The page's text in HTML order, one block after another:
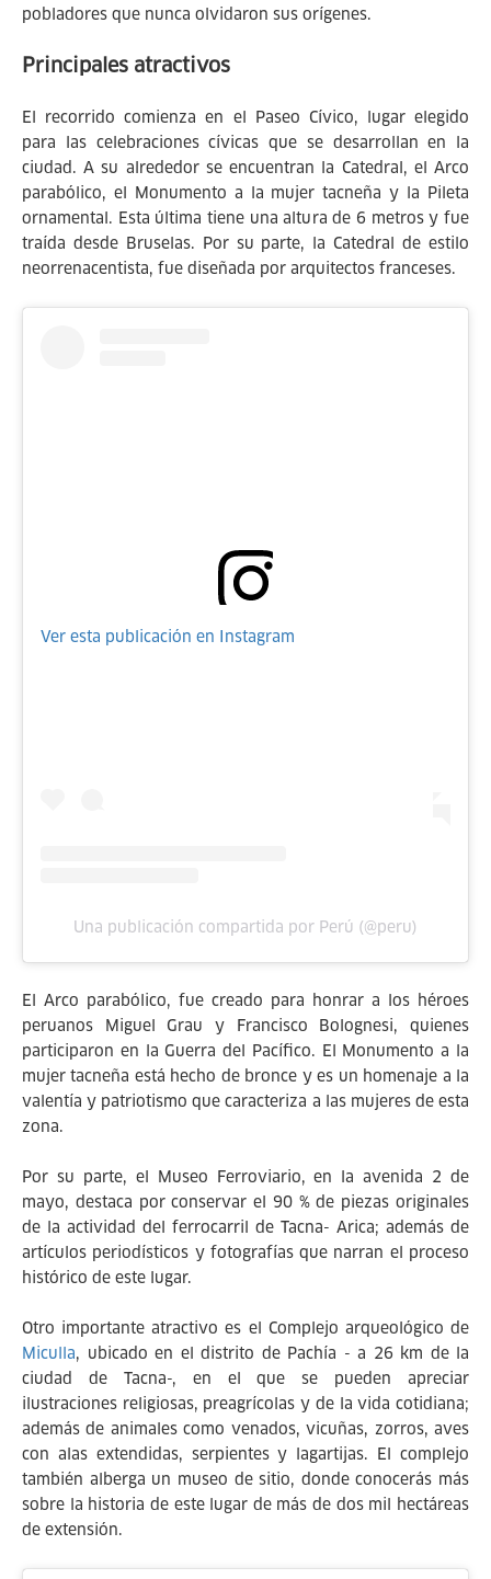
pobladores que nunca olvidaron sus orígenes.
Principales atractivos
El recorrido comienza en el Paseo Cívico, lugar elegido
para las celebraciones cívicas que se desarrollan en la
ciudad. A su alrededor se encuentran la Catedral, el Arco
parabólico, el Monumento a la mujer tacneña y la Pileta
ornamental. Esta última tiene una altura de 6 metros y fue
traída desde Bruselas. Por su parte, la Catedral de estilo
neorrenacentista, fue diseñada por arquitectos franceses.
Ver esta publicación en Instagram
Una publicación compartida por Perú (@peru)
El Arco parabólico, fue creado para honrar a los héroes
peruanos Miguel Grau y Francisco Bolognesi, quienes
participaron en la Guerra del Pacífico. El Monumento a la
mujer tacneña está hecho de bronce y es un homenaje a la
valentía y patriotismo que caracteriza a las mujeres de esta
zona.
Por su parte, el Museo Ferroviario, en la avenida 2 de
mayo, destaca por conservar el 90 % de piezas originales
de la actividad del ferrocarril de Tacna- Arica; además de
artículos periodísticos y fotografías que narran el proceso
histórico de este lugar.
Otro importante atractivo es el Complejo arqueológico de
Miculla, ubicado en el distrito de Pachía - a 26 km de la
ciudad de Tacna-, en el que se pueden apreciar
ilustraciones religiosas, preagrícolas y de la vida cotidiana;
además de animales como venados, vicuñas, zorros, aves
con alas extendidas, serpientes y lagartijas. El complejo
también alberga un museo de sitio, donde conocerás más
sobre la historia de este lugar de más de dos mil hectáreas
de extensión.